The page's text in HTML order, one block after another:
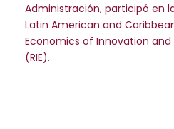
Administración, participó en
Latin American and
Economics of Innovation and
(RIE).